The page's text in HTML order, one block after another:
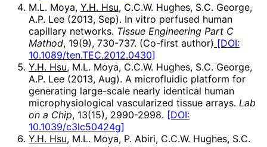
M.L. Moya, Y.H. Hsu, C.C.W. Hughes, S.C. George,
A.P. Lee (2013, Sep). In vitro perfused human
capillary networks. Tissue Engineering Part C
Mathod, 19(9), 730-737. (Co-first author) [DOI:
10.1089/ten.TEC.2012.0430]
Y.H. Hsu, M.L. Moya, C.C.W. Hughes, S.C. George,
A.P. Lee (2013, Aug). A microfluidic platform for
generating large-scale nearly identical human
microphysiological vascularized tissue arrays. Lab
on a Chip, 13(15), 2990-2998. [DOI:
10.1039/c3lc50424g]
Y.H. Hsu, M.L. Moya, P. Abiri, C.C.W. Hughes, S.C.